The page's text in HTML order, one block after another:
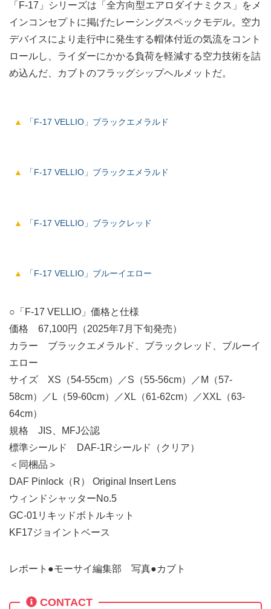
「F-17」シリーズは「全方向型エアロダイナミクス」をメ
インコンセプトに掲げたレーシングスペックモデル。空力
デバイスにより走行中に発生する帽体付近の気流をコント
ロールし、ライダーにかかる負荷を軽減する空力技術を詰
め込んだ、カブトのフラッグシップヘルメットだ。
「F-17 VELLIO」ブラックエメラルド
「F-17 VELLIO」ブラックエメラルド
「F-17 VELLIO」ブラックレッド
「F-17 VELLIO」ブルーイエロー
○「F-17 VELLIO」価格と仕様
価格 67,100円（2025年7月下旬発売）
カラー ブラックエメラルド、ブラックレッド、ブルーイ
エロー
サイズ XS（54-55cm）／S（55-56cm）／M（57-
58cm）／L（59-60cm）／XL（61-62cm）／XXL（63-
64cm）
規格 JIS、MFJ公認
標準シールド DAF-1Rシールド（クリア）
＜同梱品＞
DAF Pinlock（R） Original Insert Lens
ウィンドシャッターNo.5
GC-01リキッドボトルキット
KF17ジョイントベース
レポート●モーサイ編集部 写真●カブト
CONTACT